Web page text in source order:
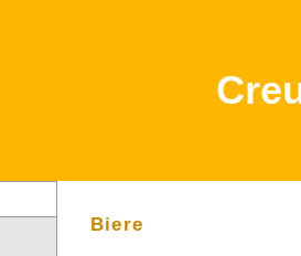
Biere